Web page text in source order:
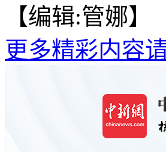
【编辑:管娜】
更多精彩内容